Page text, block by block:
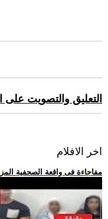
التعليق والتصويت
اخر الافلام
.. مفاجاءة فى واقعة الصحفية